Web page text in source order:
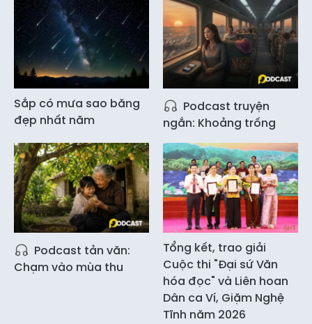
Sắp có mưa sao băng
đẹp nhất năm
Podcast truyện
ngắn: Khoảng trống
Podcast tản văn:
Chạm vào mùa thu
Tổng kết, trao giải
Cuộc thi "Đại sứ Văn
hóa đọc" và Liên hoan
Dân ca Ví, Giặm Nghệ
Tĩnh năm 2026